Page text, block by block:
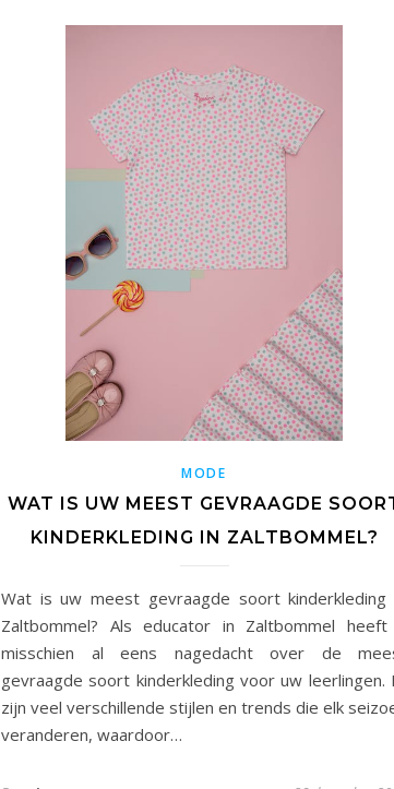
MODE
WAT IS UW MEEST GEVRAAGDE
KINDERKLEDING IN ZALTBOMMEL?
Wat is uw meest gevraagde soort kinderkleding
Zaltbommel? Als educator in Zaltbommel
misschien al eens nagedacht over de
gevraagde soort kinderkleding voor uw leerlingen.
zijn veel verschillende stijlen en trends die elk
veranderen, waardoor…